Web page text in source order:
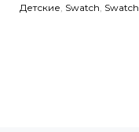
Детские Swatch Swatch